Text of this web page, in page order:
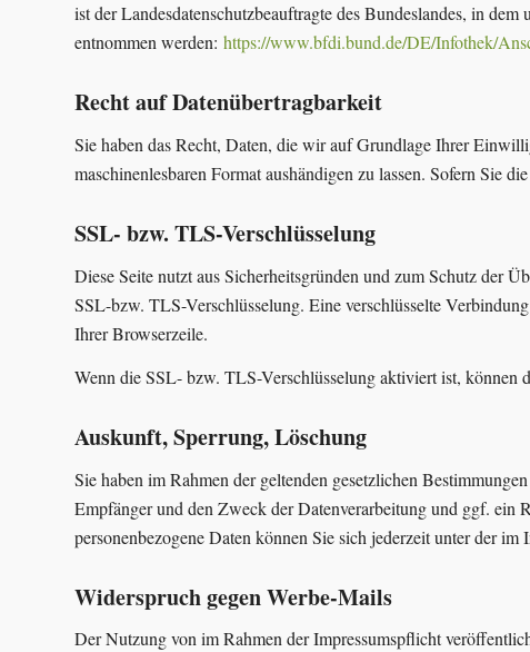
ist der Landesdatenschutzbeauftragte des Bundeslandes, in
entnommen werden: https://www.bfdi.bund.de/DE/Infothek/
Recht auf Datenübertragbarkeit
Sie haben das Recht, Daten, die wir auf Grundlage Ihrer
maschinenlesbaren Format aushändigen zu lassen. Sofern Sie
SSL- bzw. TLS-Verschlüsselung
Diese Seite nutzt aus Sicherheitsgründen und zum Schutz der
SSL-bzw. TLS-Verschlüsselung. Eine verschlüsselte
Ihrer Browserzeile.
Wenn die SSL- bzw. TLS-Verschlüsselung aktiviert ist, können
Auskunft, Sperrung, Löschung
Sie haben im Rahmen der geltenden gesetzlichen
Empfänger und den Zweck der Datenverarbeitung und ggf. ein
personenbezogene Daten können Sie sich jederzeit unter der im
Widerspruch gegen Werbe-Mails
Der Nutzung von im Rahmen der Impressumspflicht